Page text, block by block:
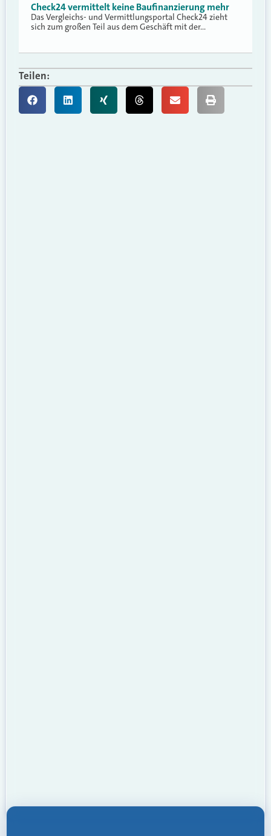
Check24 vermittelt keine Baufinanzierung mehr
Das Vergleichs- und Vermittlungsportal Check24 zieht
sich zum großen Teil aus dem Geschäft mit der…
Teilen: